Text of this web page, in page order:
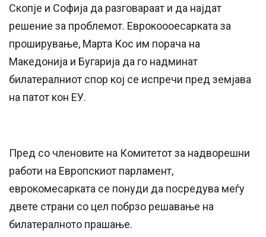
Скопје и Софија да разговараат и да најдат
решение за проблемот. Еврокоооесарката за
проширување, Марта Кос им порача на
Македонија и Бугарија да го надминат
билатералниот спор кој се испречи пред земјава
на патот кон ЕУ.
Пред со членовите на Комитетот за надворешни
работи на Европскиот парламент,
еврокомесарката се понуди да посредува меѓу
двете страни со цел побрзо решавање на
билатералното прашање.